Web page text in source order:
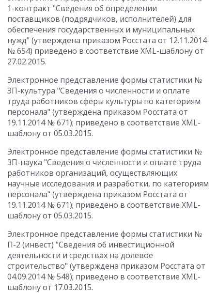
1-контракт "Сведения об определении
поставщиков (подрядчиков, исполнителей) для
обеспечения государственных и муниципальных
нужд" (утверждена приказом Росстата от 12.11.2014
№ 654) приведено в соответствие XML-шаблону от
27.02.2015.
Электронное представление формы статистики №
ЗП-культура "Сведения о численности и оплате
труда работников сферы культуры по категориям
персонала" (утверждена приказом Росстата от
19.11.2014 № 671); приведено в соответствие XML-
шаблону от 05.03.2015.
Электронное представление формы статистики №
3П-наука "Сведения о численности и оплате труда
работников организаций, осуществляющих
научные исследования и разработки, по категориям
персонала" (утверждена приказом Росстата от
19.11.2014 № 671); приведено в соответствие XML-
шаблону от 05.03.2015.
Электронное представление формы статистики №
П-2 (инвест) "Сведения об инвестиционной
деятельности и средствах на долевое
строительство" (утверждена приказом Росстата от
04.09.2014 № 548); приведено в соответствие XML-
шаблону от 17.03.2015.